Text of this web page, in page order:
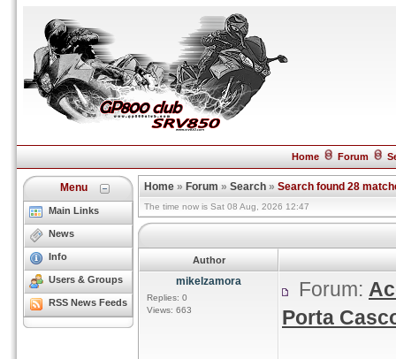
Home Forum
Menu
Main Links
News
Info
Users & Groups
RSS News Feeds
Home » Forum » Search » Search found 28
The time now is Sat 08 Aug, 2026 12:47
Author
mikelzamora
Replies: 0
Views: 663
Forum:
Porta